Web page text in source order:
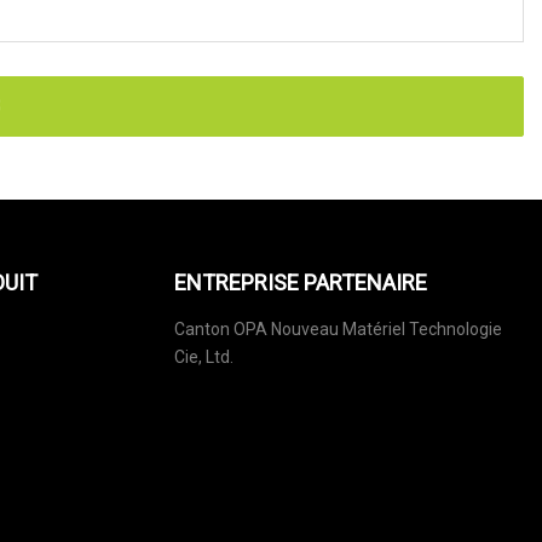
ENTREPRISE PARTENAIRE
Canton OPA Nouveau Matériel Technologie
Cie, Ltd.